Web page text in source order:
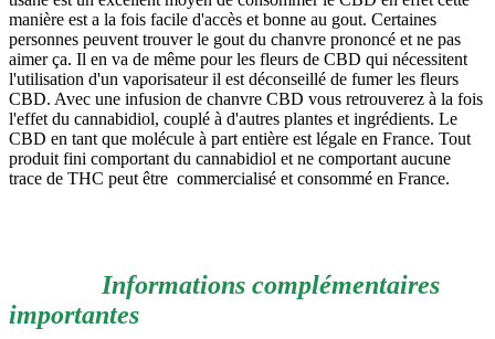
manière est a la fois facile d'accès et bonne au gout. Certaines
personnes peuvent trouver le gout du chanvre prononcé et ne pas
aimer ça. Il en va de même pour les fleurs de CBD qui nécessitent
l'utilisation d'un vaporisateur il est déconseillé de fumer les fleurs
CBD. Avec une infusion de chanvre CBD vous retrouverez à la fois
l'effet du cannabidiol, couplé à d'autres plantes et ingrédients. Le
CBD en tant que molécule à part entière est légale en France. Tout
produit fini comportant du cannabidiol et ne comportant aucune
trace de THC peut être commercialisé et consommé en France.
Informations complémentaires
importantes